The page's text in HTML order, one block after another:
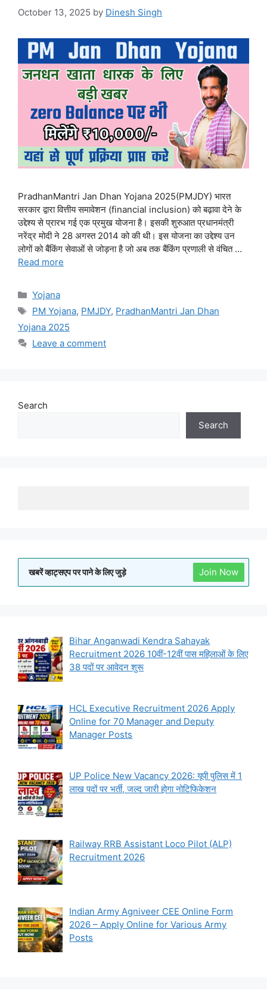
October 13, 2025 by Dinesh Singh
PradhanMantri Jan Dhan Yojana 2025(PMJDY) भारत
सरकार द्वारा वित्तीय समावेशन (financial inclusion) को बढ़ावा देने के
उद्देश्य से प्रारभ गई एक प्रमुख योजना है। इसकी शुरुआत प्रधानमंत्री
नरेंद्र मोदी ने 28 अगस्त 2014 को की थी। इस योजना का उद्देश्य उन
लोगों को बैंकिंग सेवाओं से जोड़ना है जो अब तक बैंकिंग प्रणाली से वंचित …
Read more
Categories
Yojana
Tags
PM Yojana, PMJDY, PradhanMantri Jan Dhan
Yojana 2025
Leave a comment
Search
Search
खबरें व्हाट्सएप पर पाने के लिए जुड़े Join Now
Bihar Anganwadi Kendra Sahayak
Recruitment 2026 10वीं-12वीं पास महिलाओं के लिए
38 पदों पर आवेदन शुरू
HCL Executive Recruitment 2026 Apply
Online for 70 Manager and Deputy
Manager Posts
UP Police New Vacancy 2026: यूपी पुलिस में 1
लाख पदों पर भर्ती, जल्द जारी होगा नोटिफिकेशन
Railway RRB Assistant Loco Pilot (ALP)
Recruitment 2026
Indian Army Agniveer CEE Online Form
2026 – Apply Online for Various Army
Posts